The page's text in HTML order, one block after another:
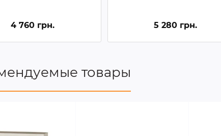
4 760 грн. 5 280 грн.
товары